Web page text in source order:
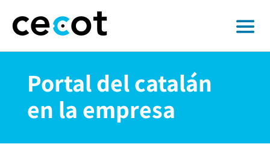
Portal del catalán
en la empresa